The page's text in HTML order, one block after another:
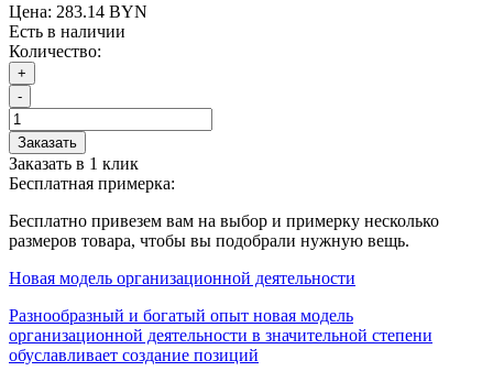
Цена: 283.14 BYN
Есть в наличии
Количество:
+
-
Заказать
Заказать в 1 клик
Бесплатная примерка:
Бесплатно привезем вам на выбор и примерку несколько
размеров товара, чтобы вы подобрали нужную вещь.
Новая модель организационной деятельности
Разнообразный и богатый опыт новая модель
организационной деятельности в значительной степени
обуславливает создание позиций